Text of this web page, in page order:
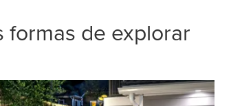
formas de explorar